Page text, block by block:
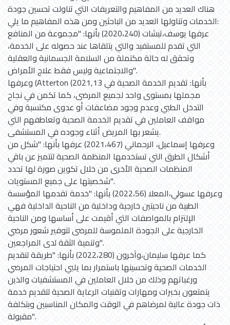
هناك العديد من المفاهيم والتعريفات التي تناولت تحسين جودة
الخدمات وتناولها العديد من الباحثين ومن هذه المفاهيم ما يلي:
عرفها يوسف،تيشات (2020،240) بأنها: "مجموعة من المنافع
التي تقدم للمستفيد والتي يتلقاها عند حصوله على الخدمة،
وتحقق له حالة مكتملة من السلامة الجسمانية والعقلية
والاجتماعية وليس فقط علاج الأمراض".
وعرفها (Atterton (2021,13 بأنها: تقديم الخدمة الصحية في
مجملها بمستوى واحد لجميع المرضى، كما تكمن في نجاح
التدخل الطبي وعدم وجود مضاعفات أو عدوى مكتسبة وفي
مواقف العاملين في تقديم الخدمة الصحية وتعاطفهم التي
يشعر بها المريض أثناء وجوده في المستشفى.
وعرفها إسماعيل، الرحماني (2021،467) عرفها بأنها: "شكل من
أشكال الطرق التي تستخدمها المنظمة الصحية لتتميز عن باقي
المنظمات الصحية الأخرى من خلال تكوين صورة لها تحدد
شخصيتها على جميع المستويات".
وعرفها عسولي،المعلا (2022،56) بأنها: "خدمة تقدمها المؤسسة
الطبية من ناحيتين خارجية وداخلية من الناحية الداخلية فهي
الإلتزام بالمواصفات التي أقيمت على أساسها ومن الناحية
الخارجية على الجودة الملموسة للمرضى لتوفير شعور مرضي
وتنمية الثقة لدى المراجعين".
كما عرفها سليمان،وآخرون (2022،280) بأنها: "طريقة لتقديم
الخدمات الصحية وتحسينها باستمرار بما يلبي احتياجات المرضي
ورغباتهم وذلك من خلال العاملين في المستشفيات والذين
يتمتعون بخبرات ومهارات وتقنيات الرعاية الصحية لتقديم خدمة
ذات جودة عالية لمرضاهم في الوقت والمكان المناسبين وبتكلفة
مقبولة".